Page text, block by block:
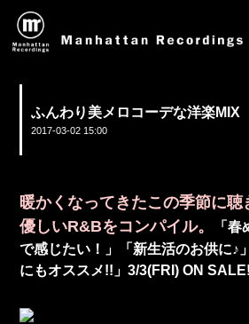
ふんわり美メロコーデな洋楽MIX
2017-03-02 15:00
暖かくなってきたこの季節に
優しいR&Bをコンパイル。
「
で感じたい！」「新生活のお供に♪
にもオススメ!!」3/3(FRI) ON